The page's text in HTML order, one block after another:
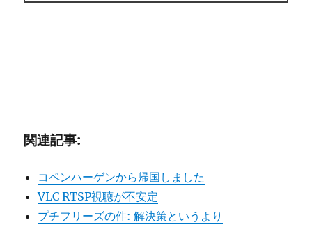
関連記事:
コペンハーゲンから帰国しました
VLC RTSP視聴が不安定
プチフリーズの件: 解決策というより